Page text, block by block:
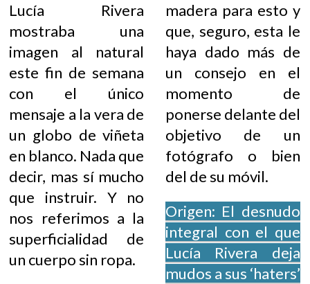
Lucía Rivera
mostraba una
imagen al natural
este fin de semana
con el único
mensaje a la vera de
un globo de viñeta
en blanco. Nada que
decir, mas sí mucho
que instruir. Y no
nos referimos a la
superficialidad de
un cuerpo sin ropa.
madera para esto y
que, seguro, esta le
haya dado más de
un consejo en el
momento de
ponerse delante del
objetivo de un
fotógrafo o bien
del de su móvil.
Origen: El desnudo
integral con el que
Lucía Rivera deja
mudos a sus ‘haters’